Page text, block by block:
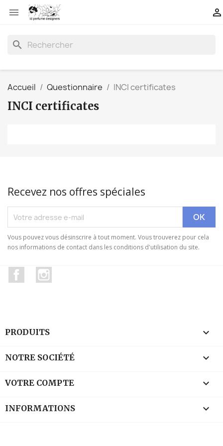
 
search
Accueil Questionnaire INCI certificates
INCI certificates
Recevez nos offres spéciales
Vous pouvez vous désinscrire à tout moment. Vous trouverez pour cela
nos informations de contact dans les conditions d'utilisation du site.
Facebook
PRODUITS 
NOTRE SOCIÉTÉ 
VOTRE COMPTE 
INFORMATIONS keyboard_arrow_down